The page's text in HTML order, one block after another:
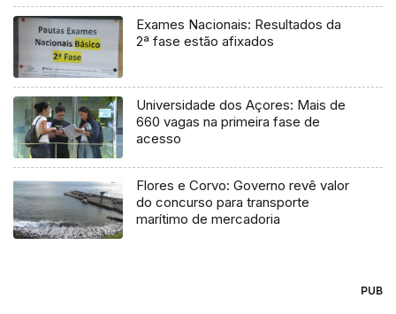
Exames Nacionais: Resultados da
2ª fase estão afixados
Universidade dos Açores: Mais de
660 vagas na primeira fase de
acesso
Flores e Corvo: Governo revê valor
do concurso para transporte
marítimo de mercadoria
PUB